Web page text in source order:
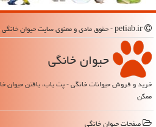
حیوان خانگی
خرید و فروش حیوانات خانگی - پت یاب، یافتن حیوان
ممکن
صفحات حیوان خانگی